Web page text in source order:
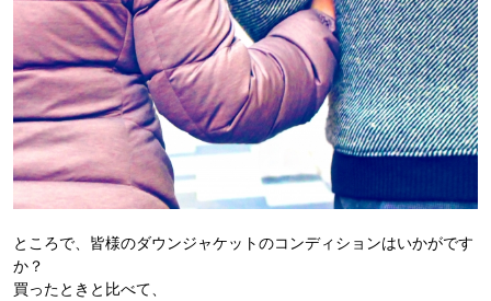
ところで、皆様のダウンジャケットのコンディションはいかがです
か？
買ったときと比べて、